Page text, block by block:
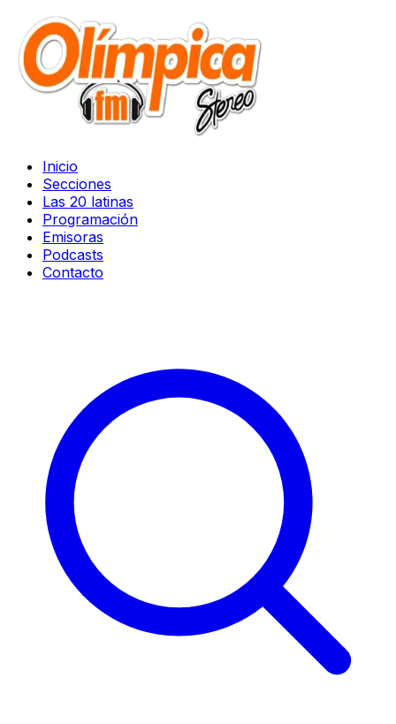
Inicio
Secciones
Las 20 latinas
Programación
Emisoras
Podcasts
Contacto